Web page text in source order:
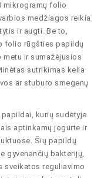
mikrogramų folio
medžiagos reikia
ir augti. Be to,
folio rūgšties papildų
metu ir sumažėjusios
sutrikimas kelia
ar stuburo smegenų
kurių sudėtyje
aptinkamų jogurte ir
Šių papildų
gyvenančių bakterijų,
sveikatos reguliavimo